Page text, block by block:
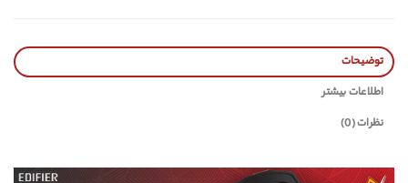
توضیحات
اطلاعات بیشتر
نظرات (0)